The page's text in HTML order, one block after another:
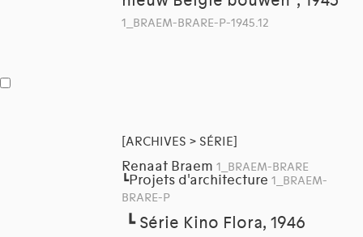
1_BRAEM-BRARE-P-1945.12
[ARCHIVES > SÉRIE]
Renaat Braem 1_BRAEM-BRARE
┗Projets d'architecture 1_BRAEM-
BRARE-P
┗ Série Kino Flora, 1946